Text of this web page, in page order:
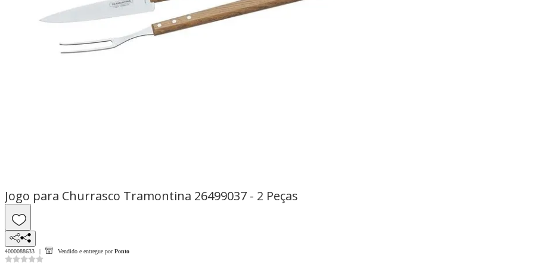
Jogo para Churrasco Tramontina 26499037 - 2 Peças
4000088633 Vendido e entregue por Ponto